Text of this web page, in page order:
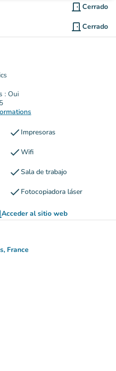
door_front Cerrado
door_front Cerrado
: Oui
check Impresoras
checkWifi
checkSala de trabajo
check Fotocopiadora láser
Acceder al sitio web
(nueva pestaña)
France
Maps)